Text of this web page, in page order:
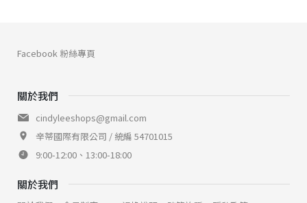
關於我們
cindyleeshops@gmail.com
辛蒂國際有限公司 / 統編 54701015
9:00-12:00、13:00-18:00
關於我們
Facebook 粉絲專頁